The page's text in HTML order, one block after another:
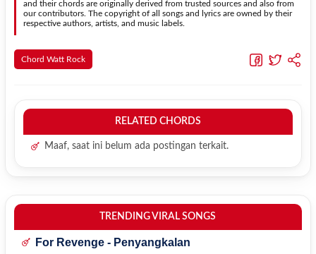
and their chords are originally derived from trusted sources and also from
our contributors. The copyright of all songs and lyrics are owned by their
respective authors, artists, and music labels.
Chord Watt Rock
RELATED CHORDS
Maaf, saat ini belum ada postingan terkait.
TRENDING VIRAL SONGS
For Revenge - Penyangkalan